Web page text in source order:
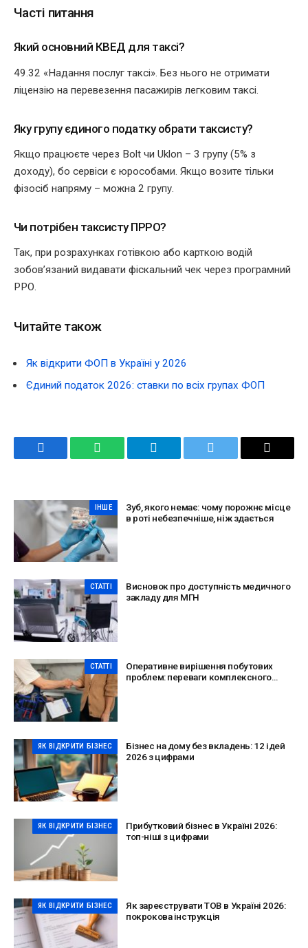
Часті питання
Який основний КВЕД для таксі?
49.32 «Надання послуг таксі». Без нього не отримати
ліцензію на перевезення пасажирів легковим таксі.
Яку групу єдиного податку обрати таксисту?
Якщо працюєте через Bolt чи Uklon – 3 групу (5% з
доходу), бо сервіси є юрособами. Якщо возите тільки
фізосіб напряму – можна 2 групу.
Чи потрібен таксисту ПРРО?
Так, при розрахунках готівкою або карткою водій
зобов’язаний видавати фіскальний чек через програмний
РРО.
Читайте також
Як відкрити ФОП в Україні у 2026
Єдиний податок 2026: ставки по всіх групах ФОП
Facebook WhatsApp Telegram Twitter Email
ІНШЕ
Зуб, якого немає: чому порожнє місце
в роті небезпечніше, ніж здається
СТАТТІ
Висновок про доступність медичного
закладу для МГН
СТАТТІ
Оперативне вирішення побутових
проблем: переваги комплексного
ЯК ВІДКРИТИ БІЗНЕС
Бізнес на дому без вкладень: 12 ідей
2026 з цифрами
ЯК ВІДКРИТИ БІЗНЕС
Прибутковий бізнес в Україні 2026:
топ-ніші з цифрами
ЯК ВІДКРИТИ БІЗНЕС
Як зареєструвати ТОВ в Україні 2026:
покрокова інструкція